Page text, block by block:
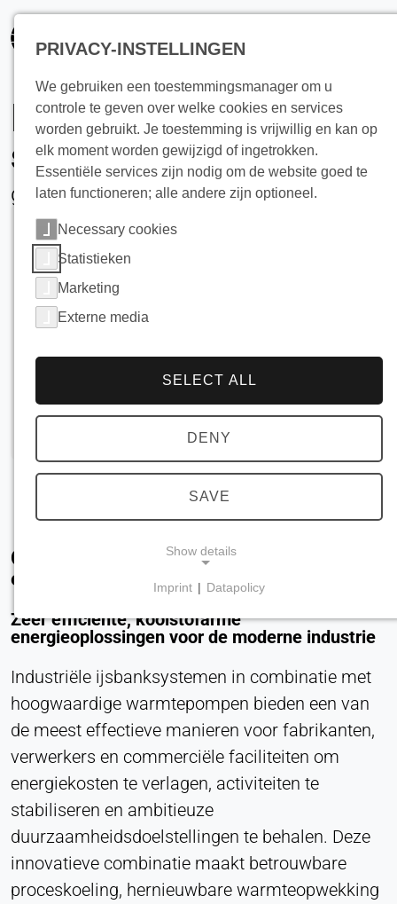
Industriële Ijsbank
systemen
gecombineerd met warmtepompen
Ontsluit maximale energiebesparingen
en operationele flexibiliteit
Zeer efficiënte, koolstofarme
energieoplossingen voor de moderne industrie
Industriële ijsbanksystemen in combinatie met
hoogwaardige warmtepompen bieden een van
de meest effectieve manieren voor fabrikanten,
verwerkers en commerciële faciliteiten om
energiekosten te verlagen, activiteiten te
stabiliseren en ambitieuze
duurzaamheidsdoelstellingen te behalen. Deze
innovatieve combinatie maakt betrouwbare
proceskoeling, hernieuwbare warmteopwekking
PRIVACY-INSTELLINGEN
We gebruiken een toestemmingsmanager om u
controle te geven over welke cookies en services
worden gebruikt. Je toestemming is vrijwillig en kan op
elk moment worden gewijzigd of ingetrokken.
Essentiële services zijn nodig om de website goed te
laten functioneren; alle andere zijn optioneel.
Necessary cookies
Statistieken
Marketing
Externe media
SELECT ALL
DENY
SAVE
Show details
Vereist voor de kernfunctionaliteit van de website,
zoals navigatie en het opslaan van
privacyvoorkeuren. Deze cookies kunnen niet
worden uitgeschakeld.
cookie_toestemming
toestemming
Heat Transfer Technology
Slaat uw privacy-instellingen op
Imprint | Datapolicy